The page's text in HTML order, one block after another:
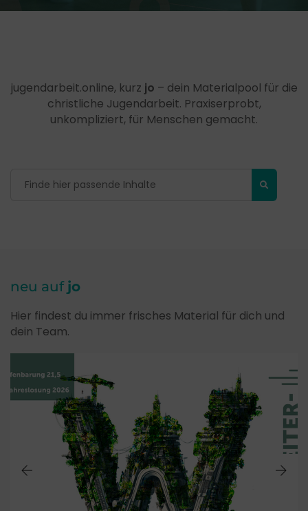
jugendarbeit.online, kurz jo – dein Materialpool für die
christliche Jugendarbeit. Praxiserprobt,
unkompliziert, für Menschen gemacht.
neu auf jo
Hier findest du immer frisches Material für dich und
dein Team.